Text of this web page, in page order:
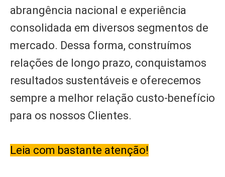
abrangência nacional e experiência
consolidada em diversos segmentos de
mercado. Dessa forma, construímos
relações de longo prazo, conquistamos
resultados sustentáveis e oferecemos
sempre a melhor relação custo-benefício
para os nossos Clientes.
Leia com bastante atenção!